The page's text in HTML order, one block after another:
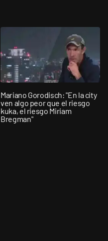
Mariano Gorodisch: "En la city
ven algo peor que el riesgo
kuka, el riesgo Miriam
Bregman"